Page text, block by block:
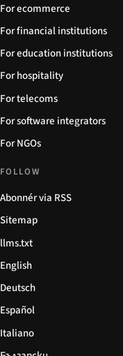
For ecommerce
For financial institutions
For education institutions
For hospitality
For telecoms
For software integrators
For NGOs
FOLLOW
Abonnér via RSS
Sitemap
llms.txt
English
Deutsch
Español
Italiano